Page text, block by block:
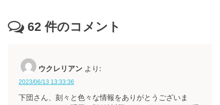
62 件のコメント
ウクレリアン より:
2023/06/13 13:33:36
下団さん、刻々と色々な情報をありがとうございま